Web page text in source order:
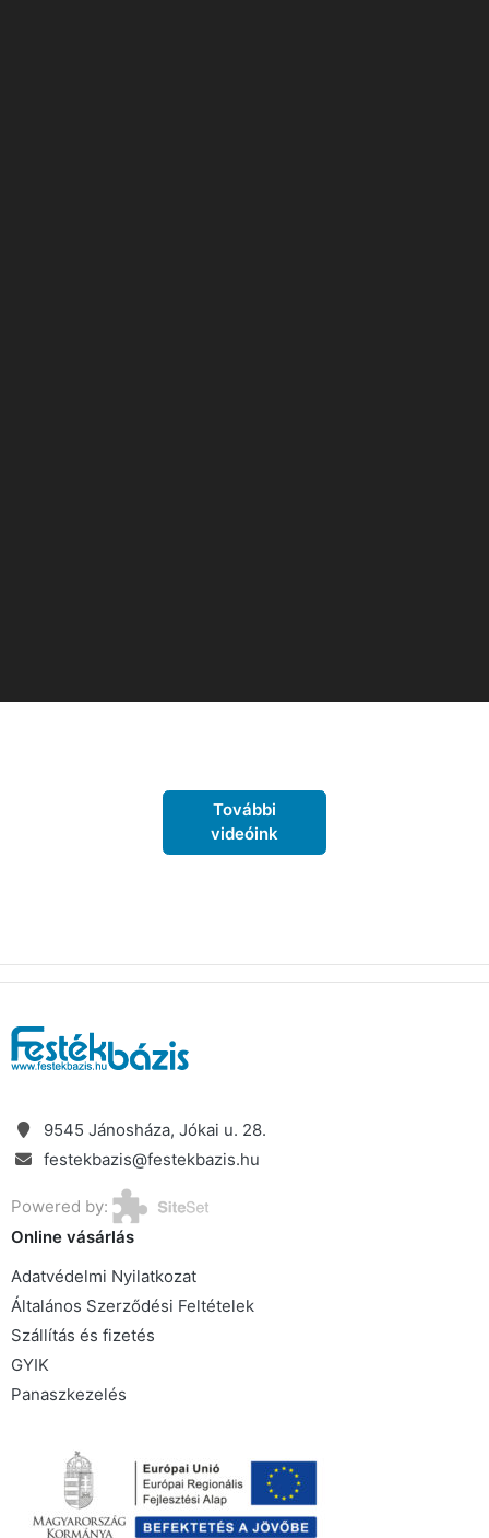
További
videóink
9545 Jánosháza, Jókai u. 28.
festekbazis@festekbazis.hu
Powered by:
Online vásárlás
Adatvédelmi Nyilatkozat
Általános Szerződési Feltételek
Szállítás és fizetés
GYIK
Panaszkezelés